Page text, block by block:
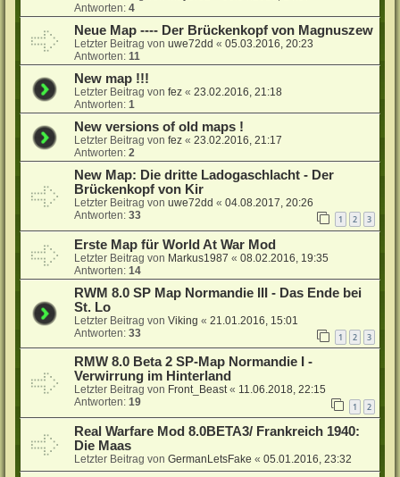
Antworten:4
Neue Map ---- Der Brückenkopf von Magnuszew
Letzter Beitrag vonuwe72dd «05.03.2016, 20:23
Antworten:11
New map !!!
Letzter Beitrag vonfez «23.02.2016, 21:18
Antworten:1
New versions of old maps !
Letzter Beitrag vonfez «23.02.2016, 21:17
Antworten:2
New Map: Die dritte Ladogaschlacht - Der
Brückenkopf von Kir
Letzter Beitrag vonuwe72dd «04.08.2017, 20:26
Antworten:33 1 2 3
Erste Map für World At War Mod
Letzter Beitrag von Markus1987 «08.02.2016, 19:35
Antworten:14
RWM 8.0 SP Map Normandie III - Das Ende bei
St. Lo
Letzter Beitrag vonViking «21.01.2016, 15:01
Antworten:33 1 2 3
RMW 8.0 Beta 2 SP-Map Normandie I -
Verwirrung im Hinterland
Letzter Beitrag von Front_Beast« 11.06.2018, 22:15
Antworten:19 1 2
Real Warfare Mod 8.0BETA3/ Frankreich 1940:
Die Maas
Letzter Beitrag vonGermanLetsFake «05.01.2016, 23:32